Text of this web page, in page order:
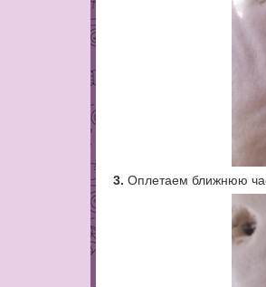
3. Оплетаем ближнюю